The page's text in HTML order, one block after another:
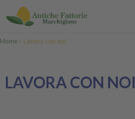
Salta al contenuto principale
Tu sei qui
Home » Lavora con noi
LAVORA CON NOI